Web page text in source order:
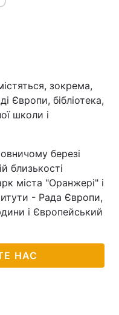
зокрема,
Європи, бібліотека,
школи і
березі
близькості
міста "Оранжері" і
- Рада Європи,
і Європейський
НАС